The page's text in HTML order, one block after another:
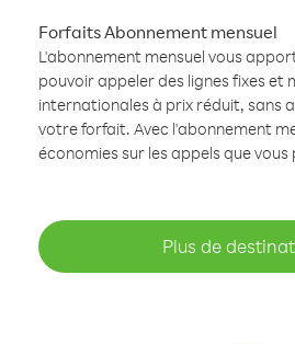
Forfaits Abonnement mensuel
L'abonnement mensuel vous
pouvoir appeler des lignes fixes et
internationales à prix réduit, sans
votre forfait. Avec l'abonnement
économies sur les appels que vous
Plus de